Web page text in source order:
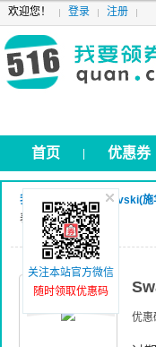
欢迎您！ 登录 注册
首页 优惠券
我要领券网 >Swarovski(施
表九折优惠
优惠
关注本站官方微信
随时领取优惠码